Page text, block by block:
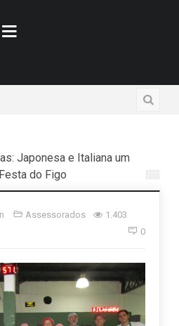
Japonesa e Italiana um
do Figo
Assessorados
1.403
0